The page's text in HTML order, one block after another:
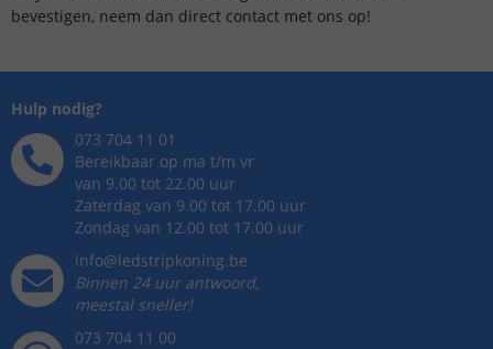
bevestigen, neem dan direct contact met ons op!
Hulp nodig?
073 704 11 01
Bereikbaar op ma t/m vr
van 9.00 tot 22.00 uur
Zaterdag van 9.00 tot 17.00 uur
Zondag van 12.00 tot 17.00 uur
info@ledstripkoning.be
Binnen 24 uur antwoord,
meestal sneller!
073 704 11 00